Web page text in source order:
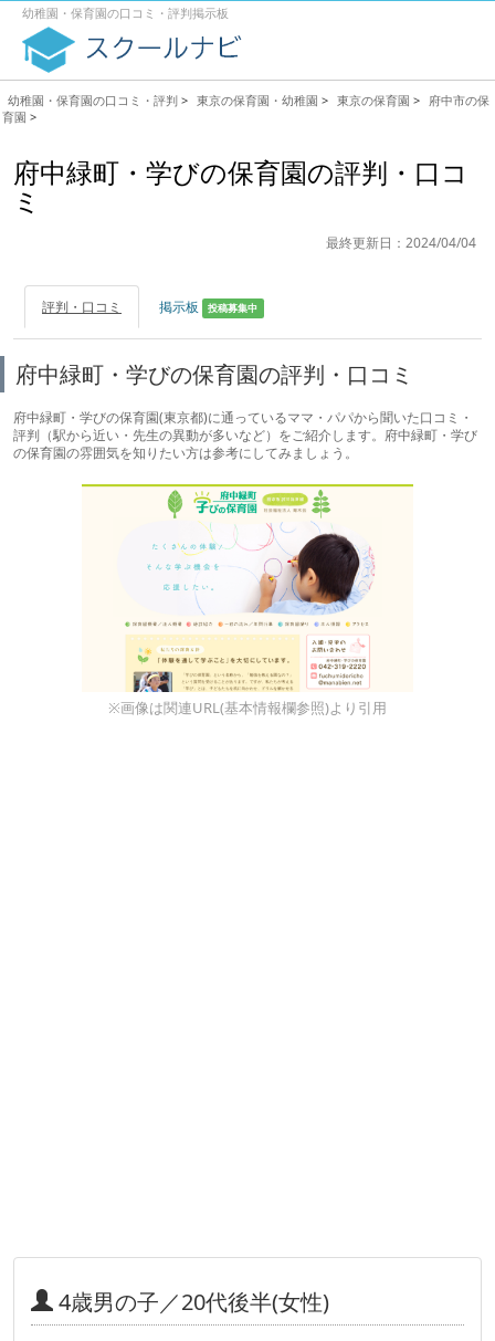
幼稚園・保育園の口コミ・評判掲示板
幼稚園・保育園の口コミ・評判 > 東京の保育園・幼稚園 > 東京の保育園 > 府中市の保
育園 >
府中緑町・学びの保育園の評判・口コ
ミ
最終更新日：2024/04/04
評判・口コミ 掲示板 投稿募集中
府中緑町・学びの保育園の評判・口コミ
府中緑町・学びの保育園(東京都)に通っているママ・パパから聞いた口コミ・
評判（駅から近い・先生の異動が多いなど）をご紹介します。府中緑町・学び
の保育園の雰囲気を知りたい方は参考にしてみましょう。
※画像は関連URL(基本情報欄参照)より引用
4歳男の子／20代後半(女性)